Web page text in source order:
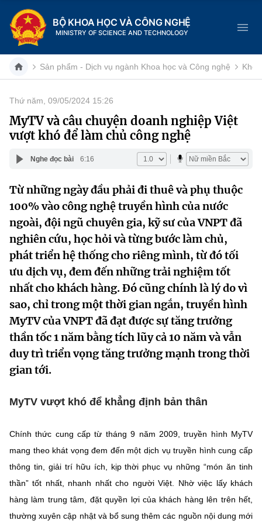
BỘ KHOA HỌC VÀ CÔNG NGHỆ
MINISTRY OF SCIENCE AND TECHNOLOGY
Danh mục
Trang chủ
Giới thiệu
Chức năng nhiệm vụ
Cơ cấu tổ chức
Lịch sử phát triển
Sở Khoa học và Công nghệ
Tin tức sự kiện
Khoa học và Công nghệ
Đổi mới sáng tạo
Chuyển đổi số
Bưu chính, Viễn thông
Sở hữu trí tuệ
Tiêu chuẩn, đo lường, chất lượng
Tin địa phương
Dịch vụ công
Hệ thống văn bản
Văn bản QPPL
Văn bản chỉ đạo điều hành
Lấy ý kiến người dân về dự thảo VBQPPL
MST IOFFICE
THỐNG KÊ
Khoa học và Công nghệ
Đổi mới sáng tạo
Tiêu chuẩn, đo lường, chất lượng
Năng lượng nguyên tử
Multimedia
THƯ ĐIỆN TỬ
Khác
Videos
Ảnh
Voice
Nhiệm vụ trọng tâm
Sản phẩm - Dịch vụ ngành Khoa học và Công nghệ
Thứ năm, 09/05/2024 15:26
MyTV và câu chuyện doanh nghiệp Việt
vượt khó để làm chủ công nghệ
Nghe đọc bài 6:16
Từ những ngày đầu phải đi thuê và phụ thuộc
100% vào công nghệ truyền hình của nước
ngoài, đội ngũ chuyên gia, kỹ sư của VNPT đã
nghiên cứu, học hỏi và từng bước làm chủ,
phát triển hệ thống cho riêng mình, từ đó tối
ưu dịch vụ, đem đến những trải nghiệm tốt
nhất cho khách hàng. Đó cũng chính là lý do vì
sao, chỉ trong một thời gian ngắn, truyền hình
MyTV của VNPT đã đạt được sự tăng trưởng
thần tốc 1 năm bằng tích lũy cả 10 năm và vẫn
duy trì triển vọng tăng trưởng mạnh trong thời
gian tới.
MyTV vượt khó để khẳng định bản thân
Chính thức cung cấp từ tháng 9 năm 2009, truyền hình MyTV
mang theo khát vọng đem đến một dịch vụ truyền hình cung cấp
thông tin, giải trí hữu ích, kịp thời phục vụ những “món ăn tinh
thần” tốt nhất, nhanh nhất cho người Việt. Nhờ việc lấy khách
hàng làm trung tâm, đặt quyền lợi của khách hàng lên trên hết,
thường xuyên cập nhật và bổ sung thêm các nguồn nội dung mới